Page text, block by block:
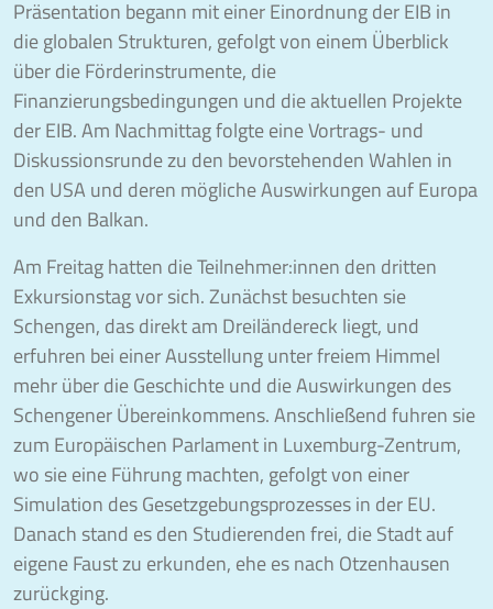
Präsentation begann mit einer Einordnung der EIB in
die globalen Strukturen, gefolgt von einem Überblick
über die Förderinstrumente, die
Finanzierungsbedingungen und die aktuellen Projekte
der EIB. Am Nachmittag folgte eine Vortrags- und
Diskussionsrunde zu den bevorstehenden Wahlen in
den USA und deren mögliche Auswirkungen auf Europa
und den Balkan.
Am Freitag hatten die Teilnehmer:innen den dritten
Exkursionstag vor sich. Zunächst besuchten sie
Schengen, das direkt am Dreiländereck liegt, und
erfuhren bei einer Ausstellung unter freiem Himmel
mehr über die Geschichte und die Auswirkungen des
Schengener Übereinkommens. Anschließend fuhren sie
zum Europäischen Parlament in Luxemburg-Zentrum,
wo sie eine Führung machten, gefolgt von einer
Simulation des Gesetzgebungsprozesses in der EU.
Danach stand es den Studierenden frei, die Stadt auf
eigene Faust zu erkunden, ehe es nach Otzenhausen
zurückging.